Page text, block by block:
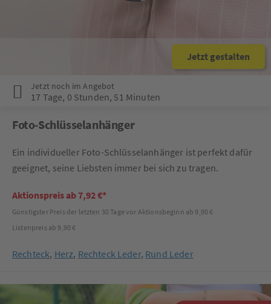
Jetzt gestalten
Jetzt noch im Angebot
17 Tage, 0 Stunden, 51 Minuten
Foto-Schlüsselanhänger
Ein individueller Foto-Schlüsselanhänger ist perfekt dafür
geeignet, seine Liebsten immer bei sich zu tragen.
Aktionspreis ab 7,92 €*
Günstigster Preis der letzten 30 Tage vor Aktionsbeginn ab 9,90 €
Listenpreis ab 9,90 €
Rechteck, Herz, Rechteck Leder, Rund Leder